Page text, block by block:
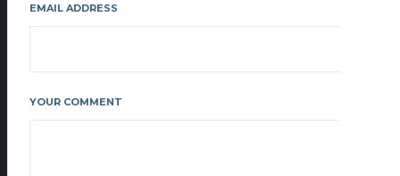
EMAIL ADDRESS
YOUR COMMENT